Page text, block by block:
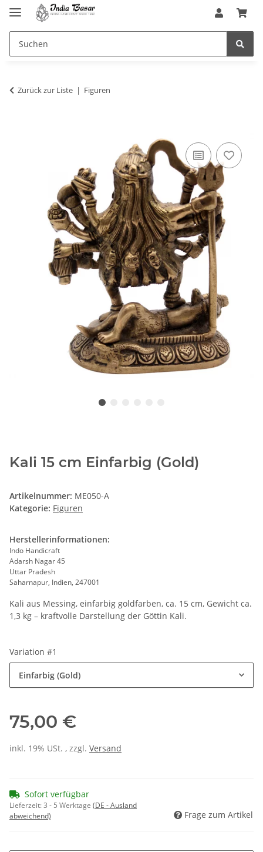
Zurück zur Liste Figuren
Kali 15 cm Einfarbig (Gold)
Artikelnummer: ME050-A
Kategorie: Figuren
Herstellerinformationen:
Indo Handicraft
Adarsh Nagar 45
Uttar Pradesh
Saharnapur, Indien, 247001
Kali aus Messing, einfarbig goldfarben, ca. 15 cm, Gewicht ca.
1,3 kg – kraftvolle Darstellung der Göttin Kali.
Variation #1
Einfarbig (Gold)
75,00 €
inkl. 19% USt. , zzgl. Versand
Sofort verfügbar
Lieferzeit:3 - 5 Werktage (DE - Ausland
abweichend)
Frage zum Artikel